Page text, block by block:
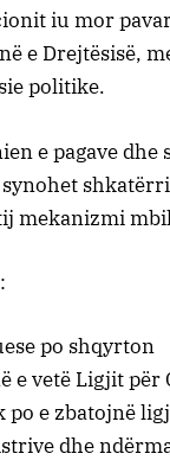
iu mor
e Drejtësisë,
politike.
e pagave
mekanizmi
po shqyrton
e vetë Ligjit për
po e zbatojnë
dhe